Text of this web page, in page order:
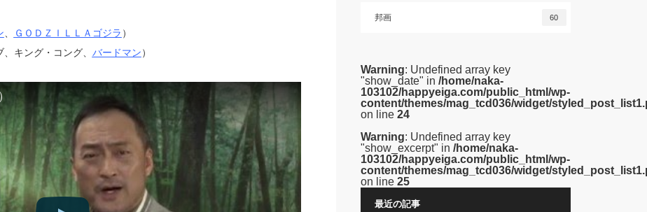
ＧＯＤＺＩＬＬＡゴジラ ）
キング・コング、 バードマン）
邦画 60
Warning: Undefined array key
"show_date" in /home/naka-
103102/happyeiga.com/public_html/wp-
content/themes/mag_tcd036/widget/
on line 24
Warning: Undefined array key
"show_excerpt" in /home/naka-
103102/happyeiga.com/public_html/wp-
content/themes/mag_tcd036/widget/
on line 25
最近の記事